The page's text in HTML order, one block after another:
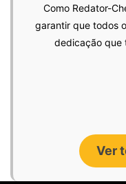
Como Redator-
garantir que todos
dedicação que
Ver